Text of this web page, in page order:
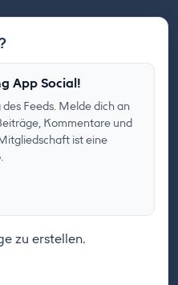
App Social!
Feeds. Melde dich an
Kommentare und
ist eine
zu erstellen.